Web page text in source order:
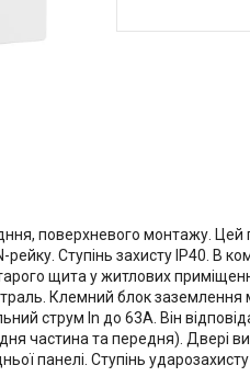
поверхневого монтажу.
Ступінь захисту IP40. В
щита у житлових
Клемний блок
струм In до 63А. Він
частина та передня). Двері
панелі. Ступінь